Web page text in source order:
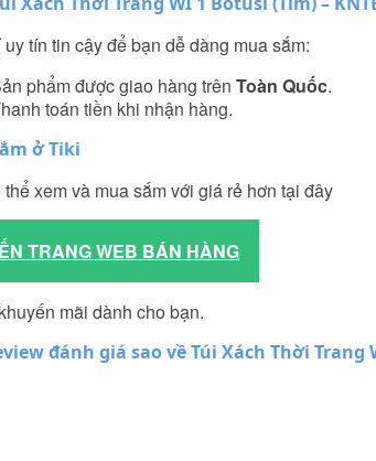
tín tin cậy để bạn dễ dàng mua sắm:
phẩm được giao hàng trên Toàn Quốc.
toán tiền khi nhận hàng.
ở Tiki
thể xem và mua sắm với giá rẻ hơn tại đây
TRANG WEB BÁN HÀNG
mãi dành cho bạn.
đánh giá sao về Túi Xách Thời Trang